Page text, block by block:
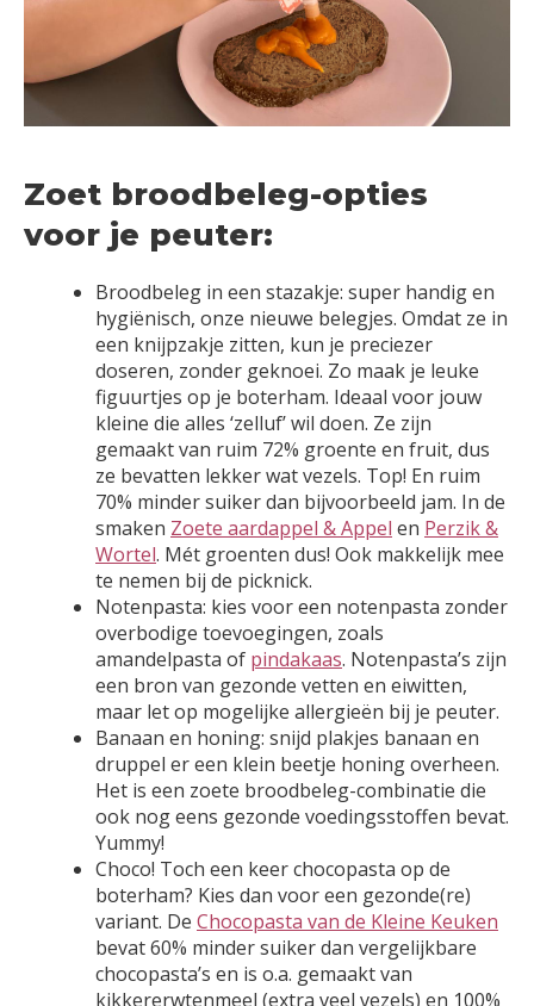
Zoet broodbeleg-opties
voor je peuter:
Broodbeleg in een stazakje: super handig en
hygiënisch, onze nieuwe belegjes. Omdat ze in
een knijpzakje zitten, kun je preciezer
doseren, zonder geknoei. Zo maak je leuke
figuurtjes op je boterham. Ideaal voor jouw
kleine die alles ‘zelluf’ wil doen. Ze zijn
gemaakt van ruim 72% groente en fruit, dus
ze bevatten lekker wat vezels. Top! En ruim
70% minder suiker dan bijvoorbeeld jam. In de
smaken Zoete aardappel & Appel en Perzik &
Wortel. Mét groenten dus! Ook makkelijk mee
te nemen bij de picknick.
Notenpasta: kies voor een notenpasta zonder
overbodige toevoegingen, zoals
amandelpasta of pindakaas. Notenpasta’s zijn
een bron van gezonde vetten en eiwitten,
maar let op mogelijke allergieën bij je peuter.
Banaan en honing: snijd plakjes banaan en
druppel er een klein beetje honing overheen.
Het is een zoete broodbeleg-combinatie die
ook nog eens gezonde voedingsstoffen bevat.
Yummy!
Choco! Toch een keer chocopasta op de
boterham? Kies dan voor een gezonde(re)
variant. De Chocopasta van de Kleine Keuken
bevat 60% minder suiker dan vergelijkbare
chocopasta’s en is o.a. gemaakt van
kikkererwtenmeel (extra veel vezels) en 100%